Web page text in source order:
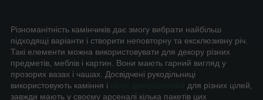
Різноманітність камінчиків дає змогу вибрати найбільш
підходящі варіанти і створити неповторну та ексклюзивну річ.
Такі елементи можна використовувати для декору різних
предметів, меблів і картин. Вони мають гарний вигляд у
прозорих вазах і чашах. Досвідчені рукодільниці
використовують каміння і
для різних цілей,
завжди мають у своєму арсеналі кілька пакетів цих